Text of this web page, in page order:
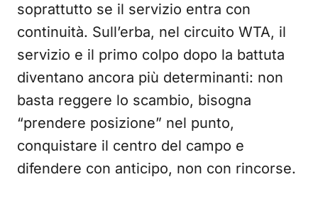
soprattutto se il servizio entra con
continuità. Sull’erba, nel circuito WTA, il
servizio e il primo colpo dopo la battuta
diventano ancora più determinanti: non
basta reggere lo scambio, bisogna
“prendere posizione” nel punto,
conquistare il centro del campo e
difendere con anticipo, non con rincorse.